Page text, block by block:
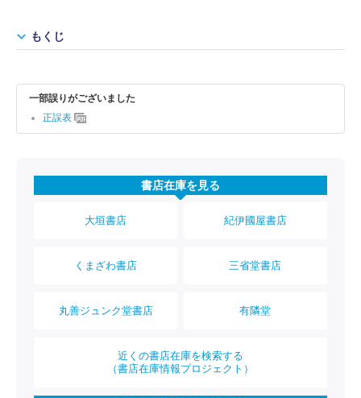
もくじ
一部誤りがございました
正誤表
書店在庫を見る
大垣書店 紀伊國屋書店
くまざわ書店 三省堂書店
丸善ジュンク堂書店 有隣堂
近くの書店在庫を検索する
（書店在庫情報プロジェクト）